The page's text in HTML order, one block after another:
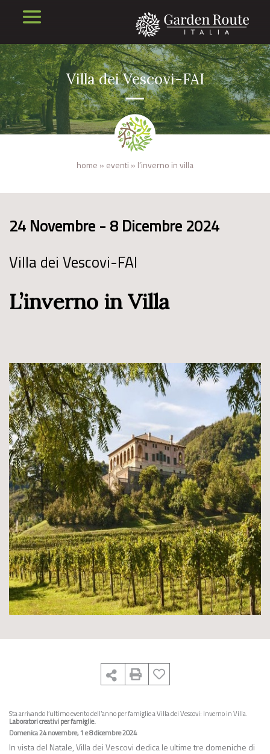
Villa dei Vescovi-FAI
home » eventi » l’inverno in villa
24 Novembre - 8 Dicembre 2024
Villa dei Vescovi-FAI
L’inverno in Villa
Sta arrivando l’ultimo evento dell’anno per famiglie a Villa dei Vescovi: Inverno in Villa.
Laboratori creativi per famiglie.
Domenica 24 novembre, 1 e 8 dicembre 2024
In vista del Natale, Villa dei Vescovi dedica le ultime tre domeniche di